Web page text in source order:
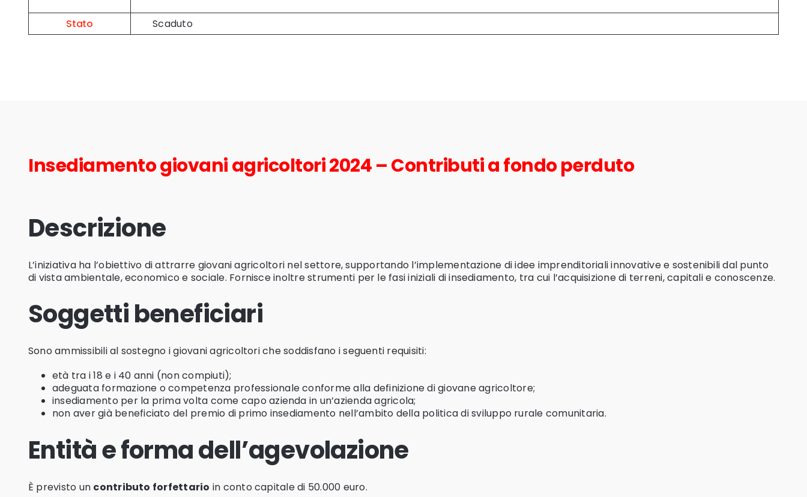
Stato Scaduto
Insediamento giovani agricoltori 2024 – Contributi a fondo perduto
Descrizione
L’iniziativa ha l’obiettivo di attrarre giovani agricoltori nel settore, supportando l’implementazione di idee imprenditoriali innovative e sostenibili dal punto
di vista ambientale, economico e sociale. Fornisce inoltre strumenti per le fasi iniziali di insediamento, tra cui l’acquisizione di terreni, capitali e conoscenze.
Soggetti beneficiari
Sono ammissibili al sostegno i giovani agricoltori che soddisfano i seguenti requisiti:
età tra i 18 e i 40 anni (non compiuti);
adeguata formazione o competenza professionale conforme alla definizione di giovane agricoltore;
insediamento per la prima volta come capo azienda in un’azienda agricola;
non aver già beneficiato del premio di primo insediamento nell’ambito della politica di sviluppo rurale comunitaria.
Entità e forma dell’agevolazione
È previsto un contributo forfettario in conto capitale di 50.000 euro.